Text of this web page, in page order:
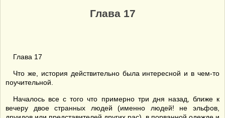
Глава 17
Глава 17
Что же, история действительно была интересной и в чем-то
поучительной.
Началось все с того что примерно три дня назад, ближе к
вечеру двое странных людей (именно людей! не эльфов,